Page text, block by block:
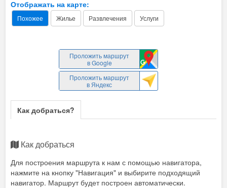
Отображать на карте:
Похожее Жилье Развлечения Услуги
Проложить маршрут
в Google
Проложить маршрут
в Яндекс
Как добраться?
Как добраться
Для построения маршрута к нам с помощью навигатора,
нажмите на кнопку "Навигация" и выбирите подходящий
навигатор. Маршрут будет построен автоматически.